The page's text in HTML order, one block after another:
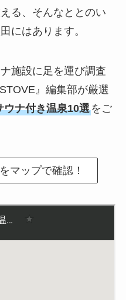
る、そんなととのい
にはあります。
施設に足を運び調査
』編集部が厳選
ウナ付き温泉10選をご
マップで確認！